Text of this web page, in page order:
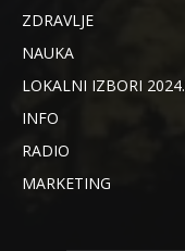
ZDRAVLJE
NAUKA
LOKALNI IZBORI 2024.
INFO
RADIO
MARKETING